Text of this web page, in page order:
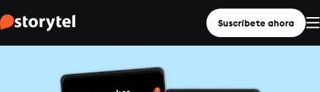
Suscríbete ahora